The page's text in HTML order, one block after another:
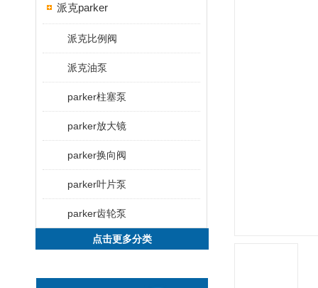
派克parker
派克比例阀
派克油泵
parker柱塞泵
parker放大镜
parker换向阀
parker叶片泵
parker齿轮泵
点击更多分类